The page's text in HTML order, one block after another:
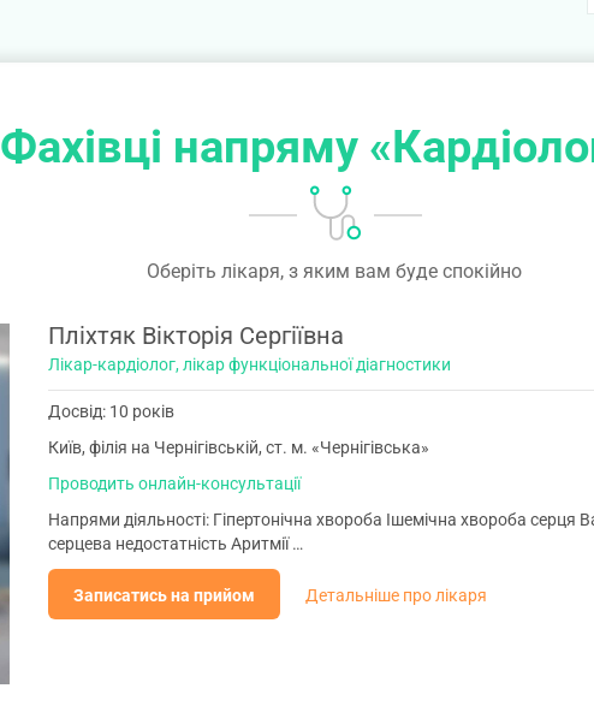
Вартість спеціальних досліджень не входить у
вартість консультації.
Фахівці напряму
Оберіть лікаря, з яким вам буде спокійно
Пліхтяк Вікторія Сергіївна
Лікар-кардіолог, лікар функціональної діагностики
Досвід: 10 років
Київ, філія на Чернігівській, ст. м. «Чернігівська»
Проводить онлайн-консультації
Напрями діяльності: Гіпертонічна хвороба Ішемічна хвороба серця
серцева недостатність Аритмії …
Записатись на прийом Детальніше про лікаря